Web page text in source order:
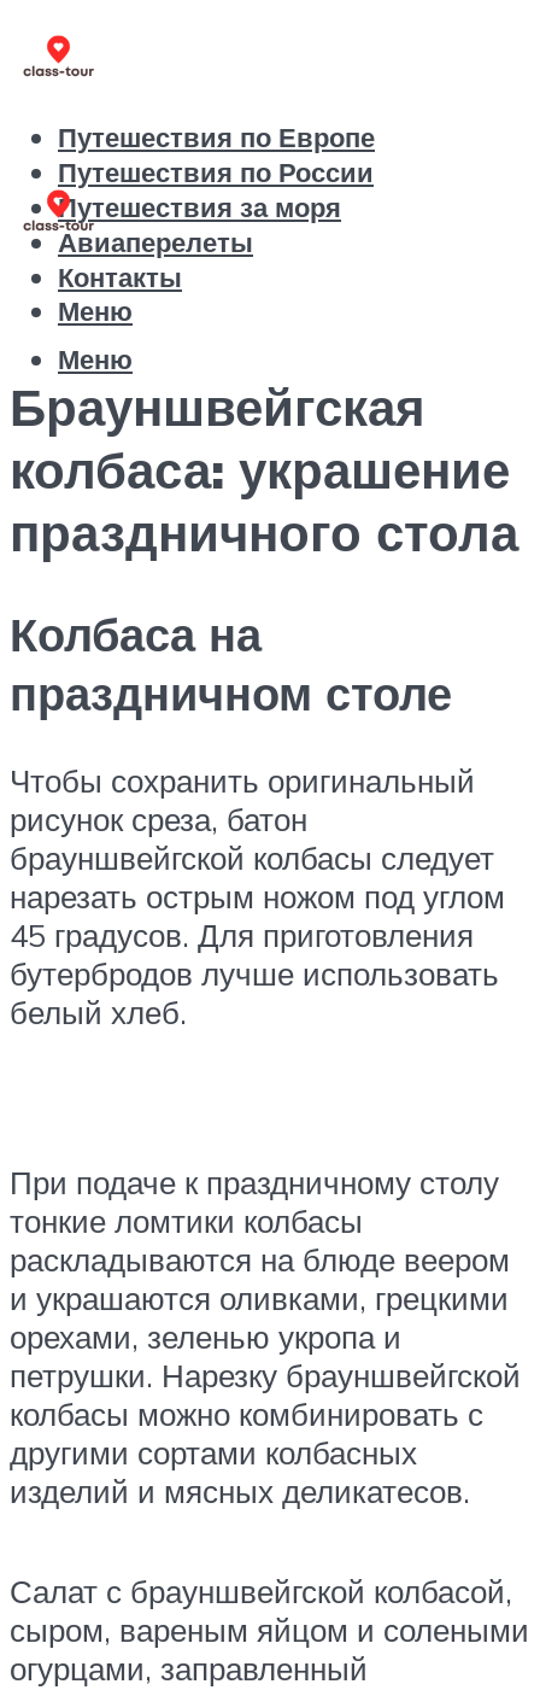
Путешествия по Европе
Путешествия по России
Путешествия за моря
Авиаперелеты
Контакты
Меню
Меню
Брауншвейгская
колбаса: украшение
праздничного стола
Колбаса на
праздничном столе
Чтобы сохранить оригинальный
рисунок среза, батон
брауншвейгской колбасы следует
нарезать острым ножом под углом
45 градусов. Для приготовления
бутербродов лучше использовать
белый хлеб.
При подаче к праздничному столу
тонкие ломтики колбасы
раскладываются на блюде веером
и украшаются оливками, грецкими
орехами, зеленью укропа и
петрушки. Нарезку брауншвейгской
колбасы можно комбинировать с
другими сортами колбасных
изделий и мясных деликатесов.
Салат с брауншвейгской колбасой,
сыром, вареным яйцом и солеными
огурцами, заправленный